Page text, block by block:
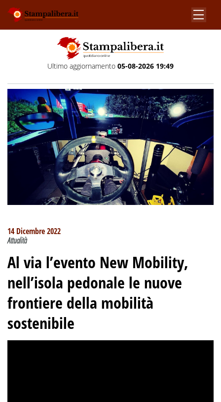
Ultimo aggiornamento 05-08-2026 19:49
14 Dicembre 2022
Attualità
Al via l’evento New Mobility,
nell’isola pedonale le nuove
frontiere della mobilità
sostenibile